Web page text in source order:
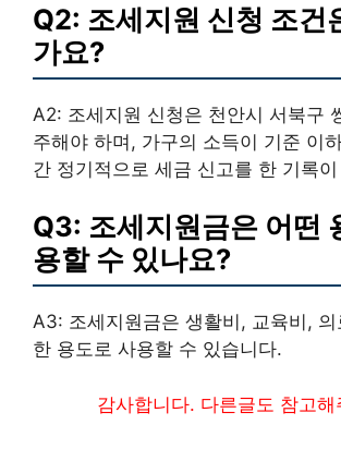
Q2: 조세지원 신청 조건
가요?
A2: 조세지원 신청은 천안시 서북구
주해야 하며, 가구의 소득이 기준 이
간 정기적으로 세금 신고를 한 기록
Q3: 조세지원금은 어떤
용할 수 있나요?
A3: 조세지원금은 생활비, 교육비,
한 용도로 사용할 수 있습니다.
감사합니다. 다른글도 참고해